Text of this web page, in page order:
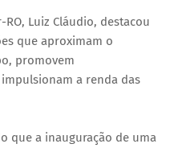
Luiz Cláudio, destacou
que aproximam o
promovem
a renda das
que a inauguração de uma